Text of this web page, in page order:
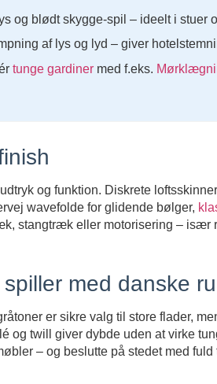
og blødt skygge-spil – ideelt i stuer
af lys og lyd – giver
tunge gardiner med f.eks.
og funktion. Diskrete
wavefolde for glidende bølger,
stangtræk eller motorisering – især
med danske
er sikre valg til store flader,
og twill giver dybde uden at virke
– og beslutte på stedet med fuld